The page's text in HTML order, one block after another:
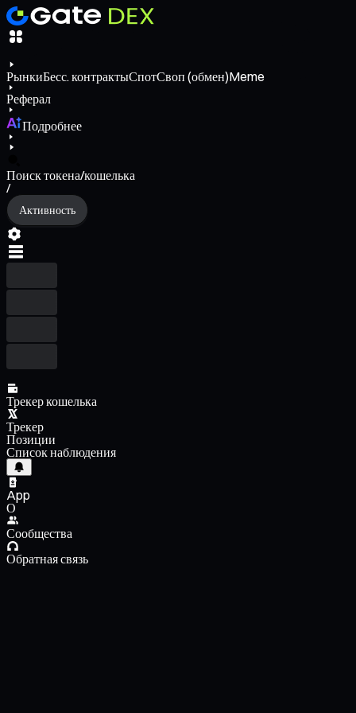
РынкиБесс. контрактыСпотСвоп (обмен)Meme
Реферал
Подробнее
Поиск токена/кошелька
/
Активность
Трекер кошелька
Трекер
Позиции
Список наблюдения
App
О
Сообщества
Обратная связь